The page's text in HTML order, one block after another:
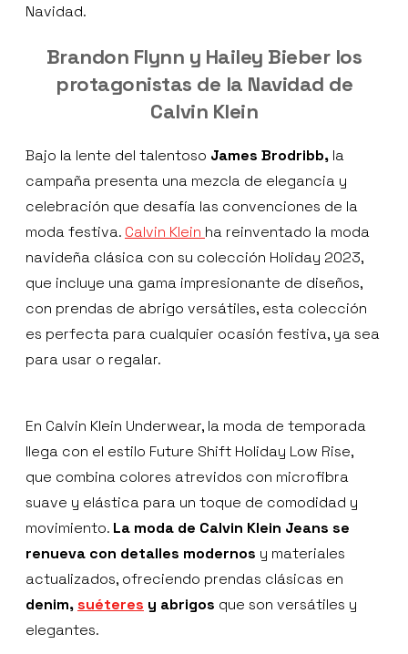
Navidad.
Brandon Flynn y Hailey Bieber los
protagonistas de la Navidad de
Calvin Klein
Bajo la lente del talentoso James Brodribb, la
campaña presenta una mezcla de elegancia y
celebración que desafía las convenciones de la
moda festiva. Calvin Klein ha reinventado la moda
navideña clásica con su colección Holiday 2023,
que incluye una gama impresionante de diseños,
con prendas de abrigo versátiles, esta colección
es perfecta para cualquier ocasión festiva, ya sea
para usar o regalar.
En Calvin Klein Underwear, la moda de temporada
llega con el estilo Future Shift Holiday Low Rise,
que combina colores atrevidos con microfibra
suave y elástica para un toque de comodidad y
movimiento. La moda de Calvin Klein Jeans se
renueva con detalles modernos y materiales
actualizados, ofreciendo prendas clásicas en
denim,suéteres y abrigos que son versátiles y
elegantes.